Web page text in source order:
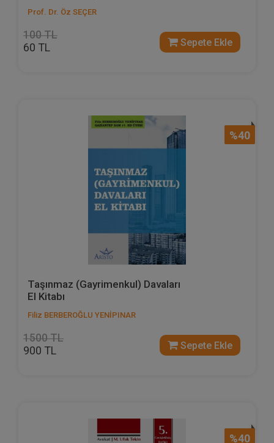
Prof. Dr. Öz SEÇER
100 TL
60 TL Sepete Ekle
%40
Taşınmaz (Gayrimenkul) Davaları
El Kitabı
Filiz BERBEROĞLU YENİPINAR
1500 TL
900 TL Sepete Ekle
%40